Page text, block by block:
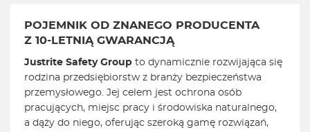
POJEMNIK OD ZNANEGO PRODUCENTA
Z 10-LETNIĄ GWARANCJĄ
Justrite Safety Group to dynamicznie rozwijająca się
rodzina przedsiębiorstw z branży bezpieczeństwa
przemysłowego. Jej celem jest ochrona osób
pracujących, miejsc pracy i środowiska naturalnego,
a dąży do niego, oferując szeroką gamę rozwiązań,